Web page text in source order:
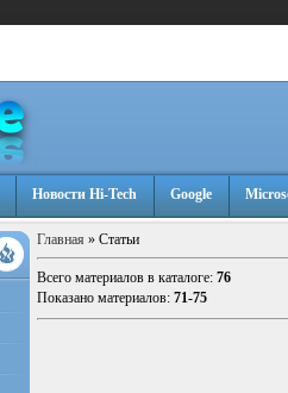
Новости Hi-Tech Google
Главная » Статьи
Всего материалов в каталоге: 76
Показано материалов: 71-75